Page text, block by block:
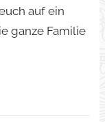
auf ein
ganze Familie